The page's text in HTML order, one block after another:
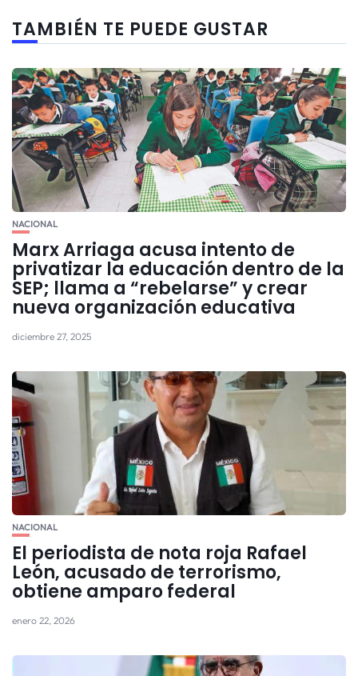
TAMBIÉN TE PUEDE GUSTAR
NACIONAL
Marx Arriaga acusa intento de
privatizar la educación dentro de la
SEP; llama a “rebelarse” y crear
nueva organización educativa
diciembre 27, 2025
NACIONAL
El periodista de nota roja Rafael
León, acusado de terrorismo,
obtiene amparo federal
enero 22, 2026